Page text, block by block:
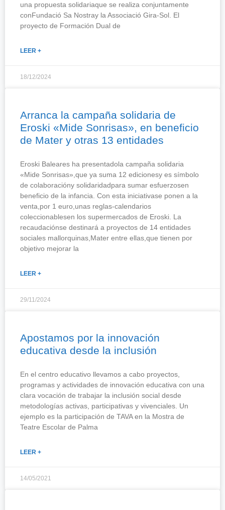
una propuesta solidariaque se realiza conjuntamente
conFundació Sa Nostray la Associació Gira-Sol. El
proyecto de Formación Dual de
LEER +
18/12/2024
Arranca la campaña solidaria de
Eroski «Mide Sonrisas», en beneficio
de Mater y otras 13 entidades
Eroski Baleares ha presentadola campaña solidaria
«Mide Sonrisas»,que ya suma 12 edicionesy es símbolo
de colaboracióny solidaridadpara sumar esfuerzosen
beneficio de la infancia. Con esta iniciativase ponen a la
venta,por 1 euro,unas reglas-calendarios
coleccionablesen los supermercados de Eroski. La
recaudaciónse destinará a proyectos de 14 entidades
sociales mallorquinas,Mater entre ellas,que tienen por
objetivo mejorar la
LEER +
29/11/2024
Apostamos por la innovación
educativa desde la inclusión
En el centro educativo llevamos a cabo proyectos,
programas y actividades de innovación educativa con una
clara vocación de trabajar la inclusión social desde
metodologías activas, participativas y vivenciales. Un
ejemplo es la participación de TAVA en la Mostra de
Teatre Escolar de Palma
LEER +
14/05/2021